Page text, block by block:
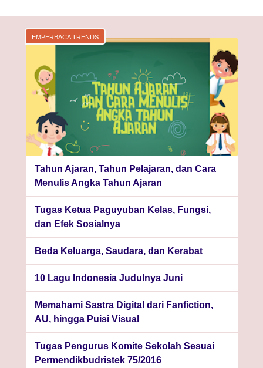
EMPERBACA TRENDS
Tahun Ajaran, Tahun Pelajaran, dan Cara
Menulis Angka Tahun Ajaran
Tugas Ketua Paguyuban Kelas, Fungsi,
dan Efek Sosialnya
Beda Keluarga, Saudara, dan Kerabat
10 Lagu Indonesia Judulnya Juni
Memahami Sastra Digital dari Fanfiction,
AU, hingga Puisi Visual
Tugas Pengurus Komite Sekolah Sesuai
Permendikbudristek 75/2016